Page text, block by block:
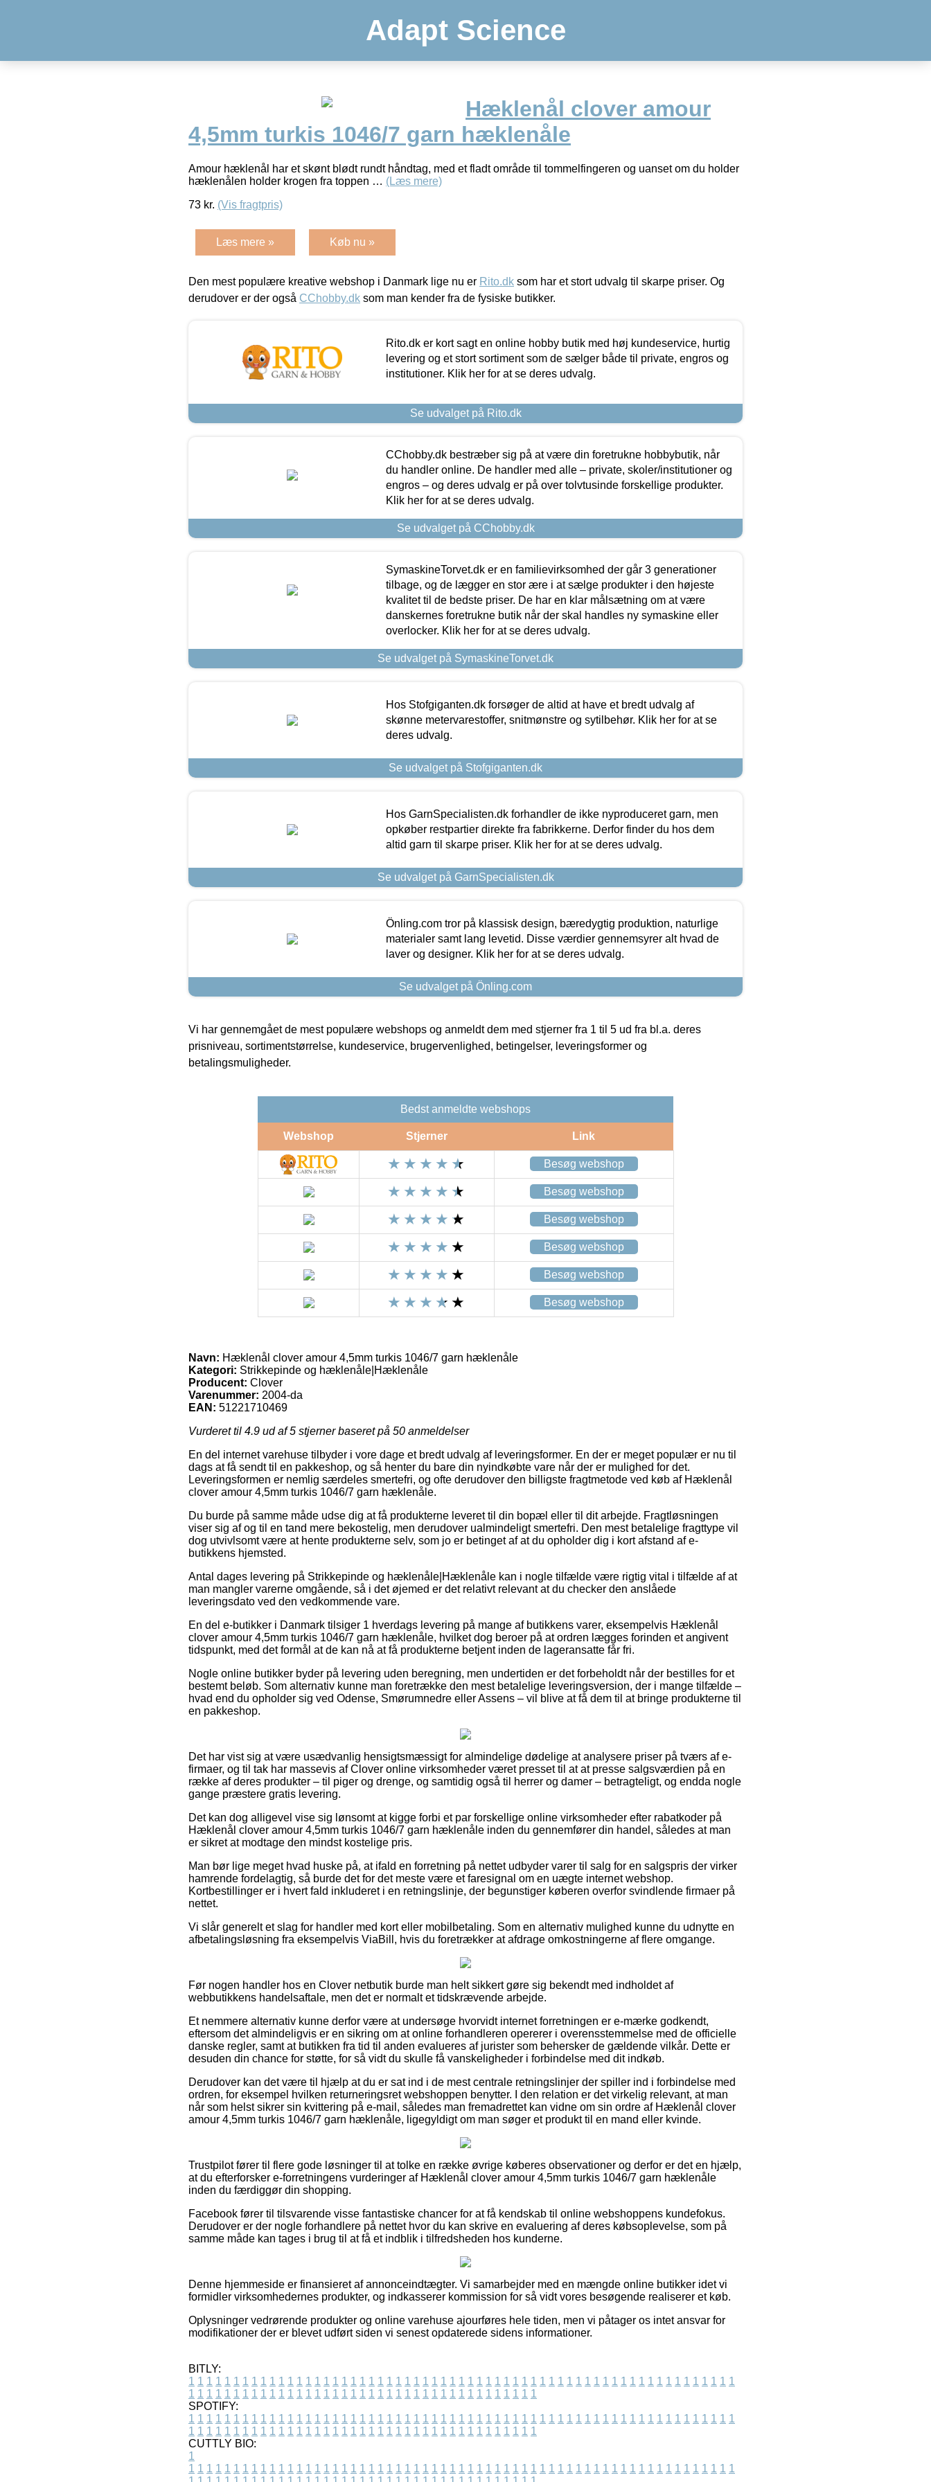
Adapt Science
Hæklenål clover amour
4,5mm turkis 1046/7 garn hæklenåle
Amour hæklenål har et skønt blødt rundt håndtag, med et fladt område til tommelfingeren og uanset om du holder
hæklenålen holder krogen fra toppen … (Læs mere)
73 kr. (Vis fragtpris)
Læs mere » Køb nu »
Den mest populære kreative webshop i Danmark lige nu er Rito.dk som har et stort udvalg til skarpe priser. Og
derudover er der også CChobby.dk som man kender fra de fysiske butikker.
Rito.dk er kort sagt en online hobby butik med høj kundeservice, hurtig
levering og et stort sortiment som de sælger både til private, engros og
institutioner. Klik her for at se deres udvalg.
Se udvalget på Rito.dk
CChobby.dk bestræber sig på at være din foretrukne hobbybutik, når
du handler online. De handler med alle – private, skoler/institutioner og
engros – og deres udvalg er på over tolvtusinde forskellige produkter.
Klik her for at se deres udvalg.
Se udvalget på CChobby.dk
SymaskineTorvet.dk er en familievirksomhed der går 3 generationer
tilbage, og de lægger en stor ære i at sælge produkter i den højeste
kvalitet til de bedste priser. De har en klar målsætning om at være
danskernes foretrukne butik når der skal handles ny symaskine eller
overlocker. Klik her for at se deres udvalg.
Se udvalget på SymaskineTorvet.dk
Hos Stofgiganten.dk forsøger de altid at have et bredt udvalg af
skønne metervarestoffer, snitmønstre og sytilbehør. Klik her for at se
deres udvalg.
Se udvalget på Stofgiganten.dk
Hos GarnSpecialisten.dk forhandler de ikke nyproduceret garn, men
opkøber restpartier direkte fra fabrikkerne. Derfor finder du hos dem
altid garn til skarpe priser. Klik her for at se deres udvalg.
Se udvalget på GarnSpecialisten.dk
Önling.com tror på klassisk design, bæredygtig produktion, naturlige
materialer samt lang levetid. Disse værdier gennemsyrer alt hvad de
laver og designer. Klik her for at se deres udvalg.
Se udvalget på Önling.com
Vi har gennemgået de mest populære webshops og anmeldt dem med stjerner fra 1 til 5 ud fra bl.a. deres
prisniveau, sortimentstørrelse, kundeservice, brugervenlighed, betingelser, leveringsformer og
betalingsmuligheder.
Bedst anmeldte webshops
Webshop Stjerner Link
Besøg webshop
Besøg webshop
Besøg webshop
Besøg webshop
Besøg webshop
Besøg webshop
Navn: Hæklenål clover amour 4,5mm turkis 1046/7 garn hæklenåle
Kategori: Strikkepinde og hæklenåle|Hæklenåle
Producent: Clover
Varenummer: 2004-da
EAN: 51221710469
Vurderet til 4.9 ud af 5 stjerner baseret på 50 anmeldelser
En del internet varehuse tilbyder i vore dage et bredt udvalg af leveringsformer. En der er meget populær er nu til
dags at få sendt til en pakkeshop, og så henter du bare din nyindkøbte vare når der er mulighed for det.
Leveringsformen er nemlig særdeles smertefri, og ofte derudover den billigste fragtmetode ved køb af Hæklenål
clover amour 4,5mm turkis 1046/7 garn hæklenåle.
Du burde på samme måde udse dig at få produkterne leveret til din bopæl eller til dit arbejde. Fragtløsningen
viser sig af og til en tand mere bekostelig, men derudover ualmindeligt smertefri. Den mest betalelige fragttype vil
dog utvivlsomt være at hente produkterne selv, som jo er betinget af at du opholder dig i kort afstand af e-
butikkens hjemsted.
Antal dages levering på Strikkepinde og hæklenåle|Hæklenåle kan i nogle tilfælde være rigtig vital i tilfælde af at
man mangler varerne omgående, så i det øjemed er det relativt relevant at du checker den anslåede
leveringsdato ved den vedkommende vare.
En del e-butikker i Danmark tilsiger 1 hverdags levering på mange af butikkens varer, eksempelvis Hæklenål
clover amour 4,5mm turkis 1046/7 garn hæklenåle, hvilket dog beroer på at ordren lægges forinden et angivent
tidspunkt, med det formål at de kan nå at få produkterne betjent inden de lageransatte får fri.
Nogle online butikker byder på levering uden beregning, men undertiden er det forbeholdt når der bestilles for et
bestemt beløb. Som alternativ kunne man foretrække den mest betalelige leveringsversion, der i mange tilfælde –
hvad end du opholder sig ved Odense, Smørumnedre eller Assens – vil blive at få dem til at bringe produkterne til
en pakkeshop.
Det har vist sig at være usædvanlig hensigtsmæssigt for almindelige dødelige at analysere priser på tværs af e-
firmaer, og til tak har massevis af Clover online virksomheder været presset til at at presse salgsværdien på en
række af deres produkter – til piger og drenge, og samtidig også til herrer og damer – betragteligt, og endda nogle
gange præstere gratis levering.
Det kan dog alligevel vise sig lønsomt at kigge forbi et par forskellige online virksomheder efter rabatkoder på
Hæklenål clover amour 4,5mm turkis 1046/7 garn hæklenåle inden du gennemfører din handel, således at man
er sikret at modtage den mindst kostelige pris.
Man bør lige meget hvad huske på, at ifald en forretning på nettet udbyder varer til salg for en salgspris der virker
hamrende fordelagtig, så burde det for det meste være et faresignal om en uægte internet webshop.
Kortbestillinger er i hvert fald inkluderet i en retningslinje, der begunstiger køberen overfor svindlende firmaer på
nettet.
Vi slår generelt et slag for handler med kort eller mobilbetaling. Som en alternativ mulighed kunne du udnytte en
afbetalingsløsning fra eksempelvis ViaBill, hvis du foretrækker at afdrage omkostningerne af flere omgange.
Før nogen handler hos en Clover netbutik burde man helt sikkert gøre sig bekendt med indholdet af
webbutikkens handelsaftale, men det er normalt et tidskrævende arbejde.
Et nemmere alternativ kunne derfor være at undersøge hvorvidt internet forretningen er e-mærke godkendt,
eftersom det almindeligvis er en sikring om at online forhandleren opererer i overensstemmelse med de officielle
danske regler, samt at butikken fra tid til anden evalueres af jurister som behersker de gældende vilkår. Dette er
desuden din chance for støtte, for så vidt du skulle få vanskeligheder i forbindelse med dit indkøb.
Derudover kan det være til hjælp at du er sat ind i de mest centrale retningslinjer der spiller ind i forbindelse med
ordren, for eksempel hvilken returneringsret webshoppen benytter. I den relation er det virkelig relevant, at man
når som helst sikrer sin kvittering på e-mail, således man fremadrettet kan vidne om sin ordre af Hæklenål clover
amour 4,5mm turkis 1046/7 garn hæklenåle, ligegyldigt om man søger et produkt til en mand eller kvinde.
Trustpilot fører til flere gode løsninger til at tolke en række øvrige køberes observationer og derfor er det en hjælp,
at du efterforsker e-forretningens vurderinger af Hæklenål clover amour 4,5mm turkis 1046/7 garn hæklenåle
inden du færdiggør din shopping.
Facebook fører til tilsvarende visse fantastiske chancer for at få kendskab til online webshoppens kundefokus.
Derudover er der nogle forhandlere på nettet hvor du kan skrive en evaluering af deres købsoplevelse, som på
samme måde kan tages i brug til at få et indblik i tilfredsheden hos kunderne.
Denne hjemmeside er finansieret af annonceindtægter. Vi samarbejder med en mængde online butikker idet vi
formidler virksomhedernes produkter, og indkasserer kommission for så vidt vores besøgende realiserer et køb.
Oplysninger vedrørende produkter og online varehuse ajourføres hele tiden, men vi påtager os intet ansvar for
modifikationer der er blevet udført siden vi senest opdaterede sidens informationer.
BITLY:
1 1 1 1 1 1 1 1 1 1 1 1 1 1 1 1 1 1 1 1 1 1 1 1 1 1 1 1 1 1 1 1 1 1 1 1 1 1 1 1 1 1 1 1 1 1 1 1 1 1 1 1 1 1 1 1 1 1 1 1 1
1 1 1 1 1 1 1 1 1 1 1 1 1 1 1 1 1 1 1 1 1 1 1 1 1 1 1 1 1 1 1 1 1 1 1 1 1 1 1
SPOTIFY:
1 1 1 1 1 1 1 1 1 1 1 1 1 1 1 1 1 1 1 1 1 1 1 1 1 1 1 1 1 1 1 1 1 1 1 1 1 1 1 1 1 1 1 1 1 1 1 1 1 1 1 1 1 1 1 1 1 1 1 1 1
1 1 1 1 1 1 1 1 1 1 1 1 1 1 1 1 1 1 1 1 1 1 1 1 1 1 1 1 1 1 1 1 1 1 1 1 1 1 1
CUTTLY BIO:
1
1 1 1 1 1 1 1 1 1 1 1 1 1 1 1 1 1 1 1 1 1 1 1 1 1 1 1 1 1 1 1 1 1 1 1 1 1 1 1 1 1 1 1 1 1 1 1 1 1 1 1 1 1 1 1 1 1 1 1 1 1